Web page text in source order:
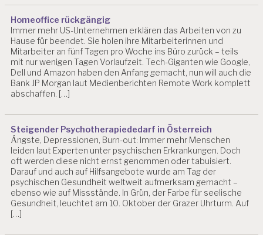
Homeoffice rückgängig
Immer mehr US-Unternehmen erklären das Arbeiten von zu
Hause für beendet. Sie holen ihre Mitarbeiterinnen und
Mitarbeiter an fünf Tagen pro Woche ins Büro zurück – teils
mit nur wenigen Tagen Vorlaufzeit. Tech-Giganten wie Google,
Dell und Amazon haben den Anfang gemacht, nun will auch die
Bank JP Morgan laut Medienberichten Remote Work komplett
abschaffen. […]
Steigender Psychotherapiededarf in Österreich
Ängste, Depressionen, Burn-out: Immer mehr Menschen
leiden laut Experten unter psychischen Erkrankungen. Doch
oft werden diese nicht ernst genommen oder tabuisiert.
Darauf und auch auf Hilfsangebote wurde am Tag der
psychischen Gesundheit weltweit aufmerksam gemacht –
ebenso wie auf Missstände. In Grün, der Farbe für seelische
Gesundheit, leuchtet am 10. Oktober der Grazer Uhrturm. Auf
[…]